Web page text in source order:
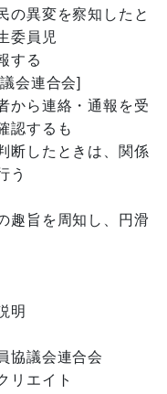
の異変を察知したと
委員児
する
会連合会]
から連絡・通報を受
認するも
したときは、関係
う
趣旨を周知し、円滑
明
議会連合会
エイト